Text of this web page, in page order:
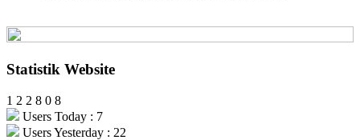
Statistik Website
1 2 2 8 0 8
Users Today : 7
Users Yesterday : 22